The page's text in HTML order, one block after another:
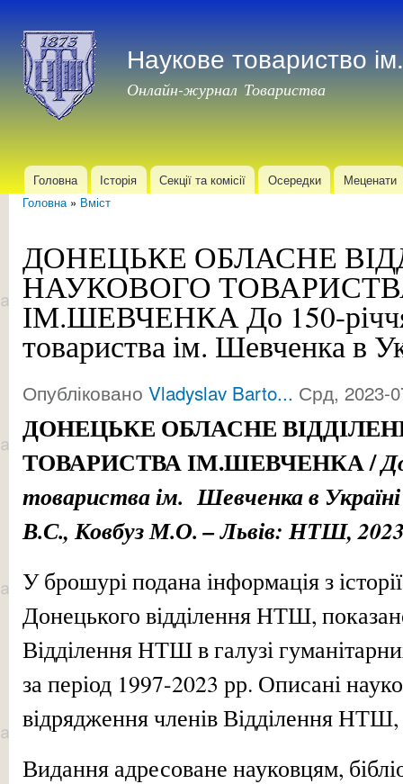
Наукове товариство
Онлайн-журнал Товариства
Головне меню
Головна Історія Секції та комісії Осередки Меценати
Головна» Вміст
ДОНЕЦЬКЕ ОБЛАСНЕ
НАУКОВОГО
ІМ.ШЕВЧЕНКА До 150-
товариства ім. Шевченка в
Опубліковано Vladyslav Barto... Срд, 2023-
ДОНЕЦЬКЕ ОБЛАСНЕ
ТОВАРИСТВА ІМ.ШЕВЧЕНКА /
товариства ім. Шевченка в
В.С., Ковбуз М.О. – Львів: НТШ,
У брошурі подана інформація з
Донецького відділення НТШ,
Відділення НТШ в галузі
за період 1997-2023 рр. Описані
відрядження членів Відділення НТШ,
Видання адресоване науковцям,